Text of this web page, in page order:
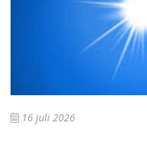
16 juli 2026